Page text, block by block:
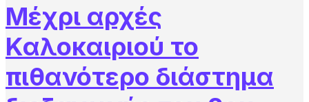
Μέχρι αρχές
Καλοκαιριού το
πιθανότερο διάστημα